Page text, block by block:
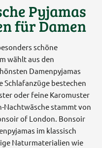
Pyjamas
für Damen
schöne
wählt aus den
Damenpyjamas
Schlafanzüge bestechen
oder feine Karomuster
Nachtwäsche stammt von
of London. Bonsoir
im klassisch
Naturmaterialien wie